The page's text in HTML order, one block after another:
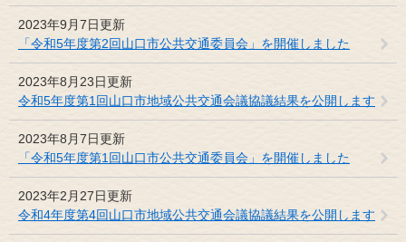
2023年9月7日更新
「令和5年度第2回山口市公共交通委員会」を開催しました
2023年8月23日更新
令和5年度第1回山口市地域公共交通会議協議結果を公開します
2023年8月7日更新
「令和5年度第1回山口市公共交通委員会」を開催しました
2023年2月27日更新
令和4年度第4回山口市地域公共交通会議協議結果を公開します